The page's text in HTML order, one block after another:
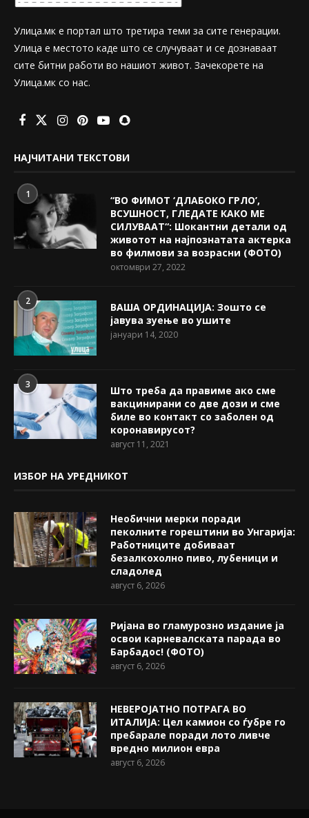
Улица.мк е портал што третира теми за сите генерации.
Улица е местото каде што се случуваат и се дознаваат
сите битни работи во нашиот живот. Зачекорете на
Улица.мк со нас.
НАЈЧИТАНИ ТЕКСТОВИ
1
“ВО ФИМОТ ‘ДЛАБОКО ГРЛО’,
ВСУШНОСТ, ГЛЕДАТЕ КАКО МЕ
СИЛУВААТ“: Шокантни детали од
животот на најпознатата актерка
во филмови за возрасни (ФОТО)
октомври 27, 2022
2
ВАША ОРДИНАЦИЈА: Зошто се
јавува зуење во ушите
јануари 14, 2020
3
Што треба да правиме ако сме
вакцинирани со две дози и сме
биле во контакт со заболен од
коронавирусот?
август 11, 2021
ИЗБОР НА УРЕДНИКОТ
Необични мерки поради
пеколните горештини во Унгарија:
Работниците добиваат
безалкохолно пиво, лубеници и
сладолед
август 6, 2026
Ријана во гламурозно издание ја
освои карневалската парада во
Барбадос! (ФОТО)
август 6, 2026
НЕВЕРОЈАТНО ПОТРАГА ВО
ИТАЛИЈА: Цел камион со ѓубре го
пребарале поради лото ливче
вредно милион евра
август 6, 2026